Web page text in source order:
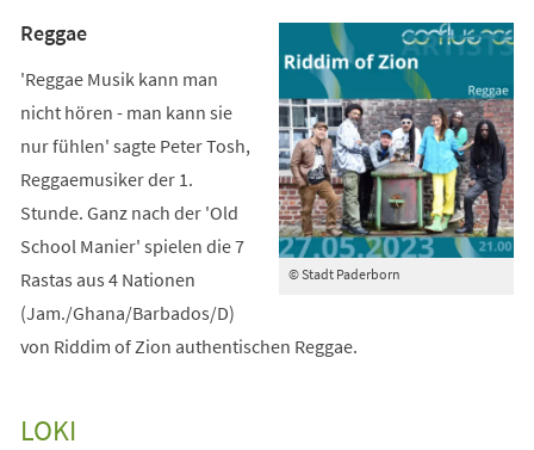
© Stadt Paderborn
Reggae
'Reggae Musik kann man
nicht hören - man kann sie
nur fühlen' sagte Peter Tosh,
Reggaemusiker der 1.
Stunde. Ganz nach der 'Old
School Manier' spielen die 7
Rastas aus 4 Nationen
(Jam./Ghana/Barbados/D)
von Riddim of Zion authentischen Reggae.
LOKI